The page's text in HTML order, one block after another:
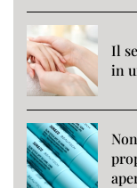
Il
in